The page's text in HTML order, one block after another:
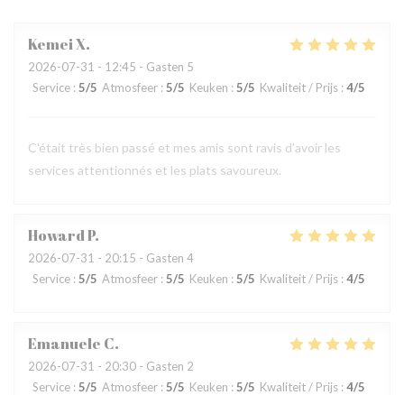
KemeiX
2026-07-31 - 12:45 - Gasten 5
Service : 5/5 Atmosfeer : 5/5 Keuken : 5/5 Kwaliteit / Prijs : 4/5
C'était très bien passé et mes amis sont ravis d'avoir les
services attentionnés et les plats savoureux.
HowardP
2026-07-31 - 20:15 - Gasten 4
Service : 5/5 Atmosfeer : 5/5 Keuken : 5/5 Kwaliteit / Prijs : 4/5
Emanuele C
2026-07-31 - 20:30 - Gasten 2
Service : 5/5 Atmosfeer : 5/5 Keuken : 5/5 Kwaliteit / Prijs : 4/5